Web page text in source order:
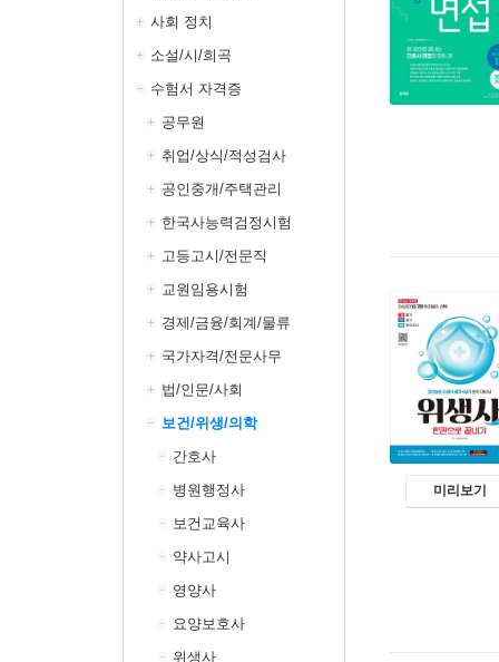
사회 정치
소설/시/희곡
수험서 자격증
공무원
취업/상식/적성검사
공인중개/주택관리
한국사능력검정시험
고등고시/전문직
교원임용시험
경제/금융/회계/물류
국가자격/전문사무
법/인문/사회
보건/위생/의학
간호사
병원행정사
보건교육사
약사고시
영양사
요양보호사
위생사
미리보기